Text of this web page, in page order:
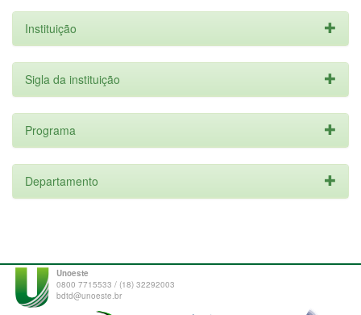
Instituição
Sigla da instituição
Programa
Departamento
Unoeste
0800 7715533 / (18) 32292003
bdtd@unoeste.br